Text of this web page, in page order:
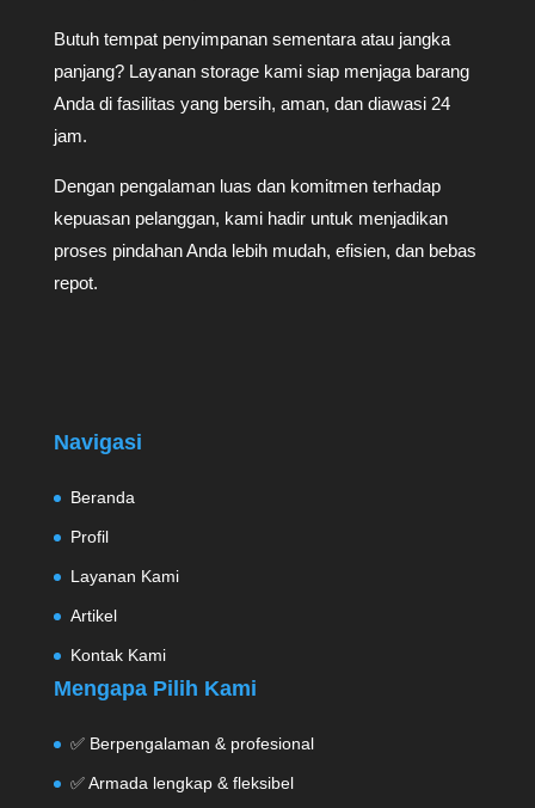
Butuh tempat penyimpanan sementara atau jangka
panjang? Layanan storage kami siap menjaga barang
Anda di fasilitas yang bersih, aman, dan diawasi 24
jam.
Dengan pengalaman luas dan komitmen terhadap
kepuasan pelanggan, kami hadir untuk menjadikan
proses pindahan Anda lebih mudah, efisien, dan bebas
repot.
Navigasi
Beranda
Profil
Layanan Kami
Artikel
Kontak Kami
Mengapa Pilih Kami
✅ Berpengalaman & profesional
✅ Armada lengkap & fleksibel